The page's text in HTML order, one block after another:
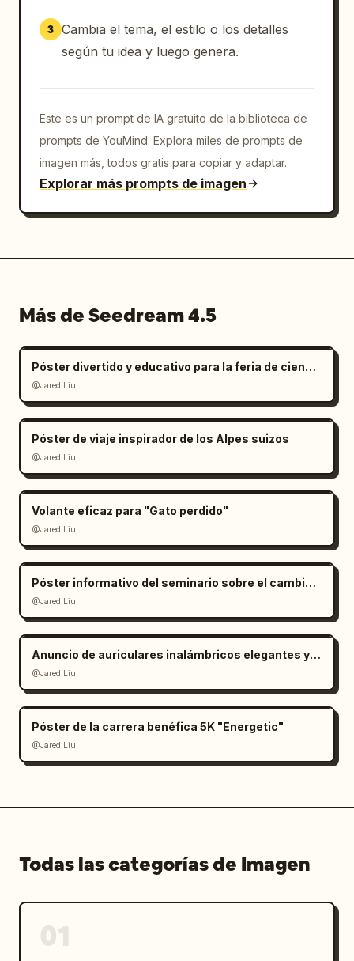
3 Cambia el tema, el estilo o los detalles
según tu idea y luego genera.
Este es un prompt de IA gratuito de la biblioteca de
prompts de YouMind. Explora miles de prompts de
imagen más, todos gratis para copiar y adaptar.
Explorar más prompts de imagen
Más de Seedream 4.5
Póster divertido y educativo para la feria de ciencias infantil
@Jared Liu
Póster de viaje inspirador de los Alpes suizos
@Jared Liu
Volante eficaz para "Gato perdido"
@Jared Liu
Póster informativo del seminario sobre el cambio climático
@Jared Liu
Anuncio de auriculares inalámbricos elegantes y minimalistas
@Jared Liu
Póster de la carrera benéfica 5K "Energetic"
@Jared Liu
Todas las categorías de Imagen